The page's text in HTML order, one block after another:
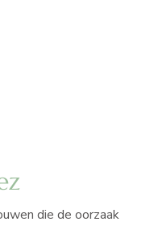
die de oorzaak